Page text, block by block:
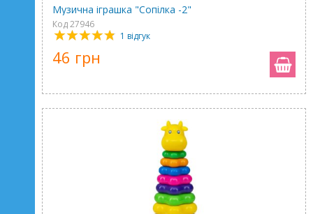
Музична іграшка "Сопілка -2"
Код 27946
1 відгук
46 грн